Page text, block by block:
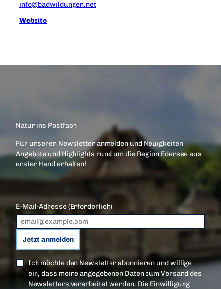
info@badwildungen.net
Website
Natur ins Postfach
Für unseren Newsletter anmelden und Neuigkeiten,
Angebote und Highlights rund um die Region Edersee aus
erster Hand erhalten!
E-Mail-Adresse(Erforderlich)
Jetzt anmelden
Ich möchte den Newsletter abonnieren und willige
ein, dass meine angegebenen Daten zum Versand des
Newsletters verarbeitet werden. Die Einwilligung